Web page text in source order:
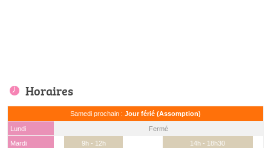
Horaires
Samedi prochain : Jour férié (Assomption)
Lundi
Fermé
Mardi
9h - 12h
14h - 18h30